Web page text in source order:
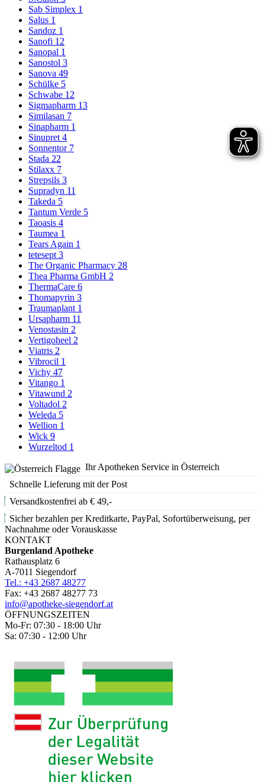
Sab Simplex 1
Salus 1
Sandoz 1
Sanofi 12
Sanopal 1
Sanostol 3
Sanova 49
Schülke 5
Schwabe 12
Sigmapharm 13
Similasan 7
Sinapharm 1
Sinupret 4
Sonnentor 7
Stada 22
Stilaxx 7
Strepsils 3
Supradyn 11
Takeda 5
Tantum Verde 5
Taoasis 4
Taumea 1
Tears Again 1
tetesept 3
The Organic Pharmacy 28
Thea Pharma GmbH 2
ThermaCare 6
Thomapyrin 3
Traumaplant 1
Ursapharm 11
Venostasin 2
Vertigoheel 2
Viatris 2
Vibrocil 1
Vichy 47
Vitango 1
Vitawund 2
Voltadol 2
Weleda 5
Wellion 1
Wick 9
Wurzeltod 1
Ihr Apotheken Service in Österreich
Schnelle Lieferung mit der Post
Versandkostenfrei ab € 49,-
Sicher bezahlen per Kreditkarte, PayPal, Sofortüberweisung, per
Nachnahme oder Vorauskasse
KONTAKT
Burgenland Apotheke
Rathausplatz 6
A-7011 Siegendorf
Tel.: +43 2687 48277
Fax: +43 2687 48277 73
info@apotheke-siegendorf.at
ÖFFNUNGSZEITEN
Mo-Fr: 07:30 - 18:00 Uhr
Sa: 07:30 - 12:00 Uhr